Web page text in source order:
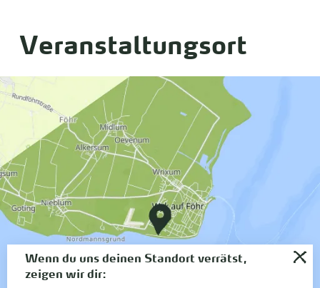
Veranstaltungsort
Wenn du uns deinen Standort verrätst,
zeigen wir dir: